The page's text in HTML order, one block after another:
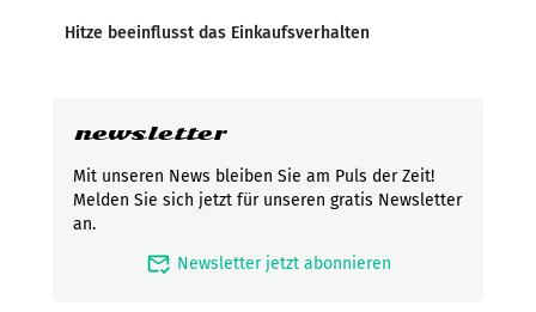
Hitze beeinflusst das Einkaufsverhalten
newsletter
Mit unseren News bleiben Sie am Puls der Zeit!
Melden Sie sich jetzt für unseren gratis Newsletter
an.
mark_email_read Newsletter jetzt abonnieren